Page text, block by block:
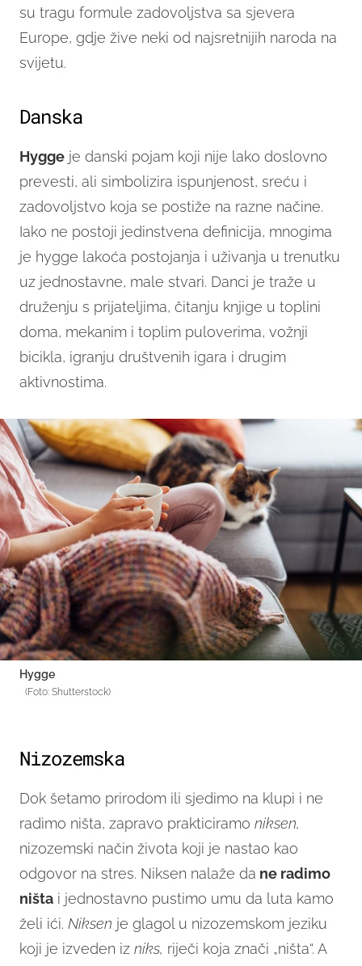
su tragu formule zadovoljstva sa sjevera
Europe, gdje žive neki od najsretnijih naroda na
svijetu.
Danska
Hygge je danski pojam koji nije lako doslovno
prevesti, ali simbolizira ispunjenost, sreću i
zadovoljstvo koja se postiže na razne načine.
Iako ne postoji jedinstvena definicija, mnogima
je hygge lakoća postojanja i uživanja u trenutku
uz jednostavne, male stvari. Danci je traže u
druženju s prijateljima, čitanju knjige u toplini
doma, mekanim i toplim puloverima, vožnji
bicikla, igranju društvenih igara i drugim
aktivnostima.
Hygge
(Foto: Shutterstock)
Nizozemska
Dok šetamo prirodom ili sjedimo na klupi i ne
radimo ništa, zapravo prakticiramo niksen,
nizozemski način života koji je nastao kao
odgovor na stres. Niksen nalaže da ne radimo
ništa i jednostavno pustimo umu da luta kamo
želi ići. Niksen je glagol u nizozemskom jeziku
koji je izveden iz niks, riječi koja znači „ništa“. A